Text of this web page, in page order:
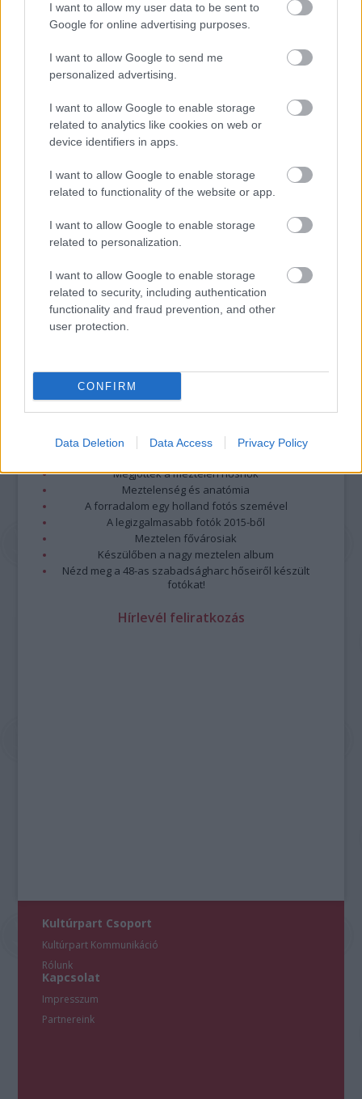
I want to allow my user data to be sent to
Google for online advertising purposes.
I want to allow Google to send me
personalized advertising.
I want to allow Google to enable storage
related to analytics like cookies on web or
device identifiers in apps.
I want to allow Google to enable storage
related to functionality of the website or app.
I want to allow Google to enable storage
related to personalization.
I want to allow Google to enable storage
related to security, including authentication
functionality and fraud prevention, and other
user protection.
CONFIRM
Data Deletion Data Access Privacy Policy
https://kulturpart.hu/api/trackback/id/7868300
Kommentek:
minősülnek, értük aszolgáltatás technikaiüzemeltetője semmilyen felelősséget
nem vállal, azokat nem ellenőrzi. Kifogás esetén forduljon a blog szerkesztőjéhez.
Legolvasottabb
Top 10: ezek a legjobb szerelmes filmek
Megjöttek a meztelen hősnők
Meztelenség és anatómia
A forradalom egy holland fotós szemével
A legizgalmasabb fotók 2015-ből
Meztelen fővárosiak
Készülőben a nagy meztelen album
Nézd meg a 48-as szabadságharc hőseiről készült
fotókat!
Hírlevél feliratkozás
Kultúrpart Csoport
Kultúrpart Kommunikáció
Rólunk
Kapcsolat
Impresszum
Partnereink